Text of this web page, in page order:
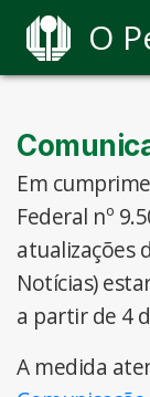
O
Em
Federal nº
atualizações
Notícias)
a partir de 4
A medida